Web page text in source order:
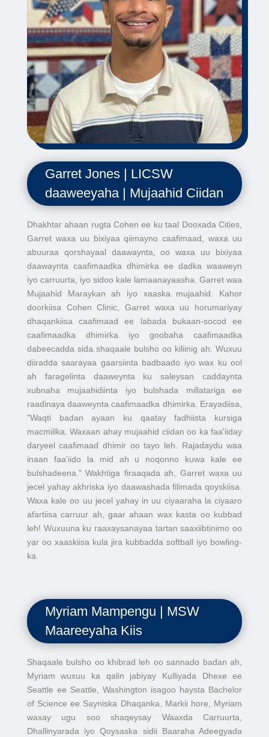
Garret Jones | LICSW
daaweeyaha | Mujaahid Ciidan
Dhakhtar ahaan rugta Cohen ee ku taal Dooxada Cities,
Garret waxa uu bixiyaa qiimayno caafimaad, waxa uu
abuuraa qorshayaal daawaynta, oo waxa uu bixiyaa
daawaynta caafimaadka dhimirka ee dadka waaweyn
iyo carruurta, iyo sidoo kale lamaanayaasha. Garret waa
Mujaahid Maraykan ah iyo xaaska mujaahid. Kahor
doorkiisa Cohen Clinic, Garret waxa uu horumariyay
dhaqankiisa caafimaad ee labada bukaan-socod ee
caafimaadka dhimirka iyo goobaha caafimaadka
dabeecadda sida shaqaale bulsho oo kiliinig ah. Wuxuu
diiradda saarayaa gaarsiinta badbaado iyo wax ku ool
ah faragelinta daaweynta ku saleysan caddaynta
xubnaha mujaahidiinta iyo bulshada millatariga ee
raadinaya daaweynta caafimaadka dhimirka. Erayadiisa,
"Waqti badan ayaan ku qaatay fadhiista kursiga
macmiilka. Waxaan ahay mujaahid ciidan oo ka faa'iiday
daryeel caafimaad dhimir oo tayo leh. Rajadaydu waa
inaan faa'iido la mid ah u noqonno kuwa kale ee
bulshadeena." Wakhtiga firaaqada ah, Garret waxa uu
jecel yahay akhriska iyo daawashada filimada qoyskiisa.
Waxa kale oo uu jecel yahay in uu ciyaaraha la ciyaaro
afartiisa carruur ah, gaar ahaan wax kasta oo kubbad
leh! Wuxuuna ku raaxaysanayaa tartan saaxiibtinimo oo
yar oo xaaskiisa kula jira kubbadda softball iyo bowling-
ka.
Myriam Mampengu | MSW
Maareeyaha Kiis
Shaqaale bulsho oo khibrad leh oo sannado badan ah,
Myriam wuxuu ka qalin jabiyay Kulliyada Dhexe ee
Seattle ee Seattle, Washington isagoo haysta Bachelor
of Science ee Sayniska Dhaqanka. Markii hore, Myriam
waxay ugu soo shaqeysay Waaxda Carruurta,
Dhallinyarada iyo Qoysaska sidii Baaraha Adeegyada